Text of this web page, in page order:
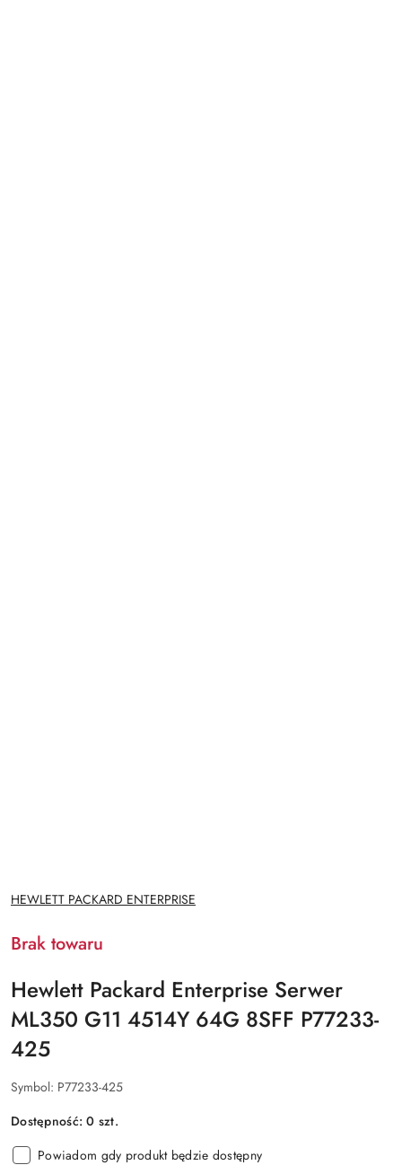
NAZWA
PRODUCENTA:
HEWLETT PACKARD ENTERPRISE
Brak towaru
Hewlett Packard Enterprise Serwer
ML350 G11 4514Y 64G 8SFF P77233-
425
Symbol: P77233-425
Dostępność:0 szt.
Powiadom gdy produkt będzie dostępny